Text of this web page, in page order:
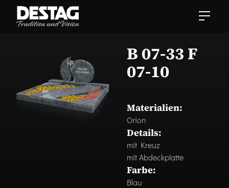
B 07-33 F
07-10
Materialien:
Orion
Details:
mit Kreuz
mit Abdeckplatte
Farbe:
Blau